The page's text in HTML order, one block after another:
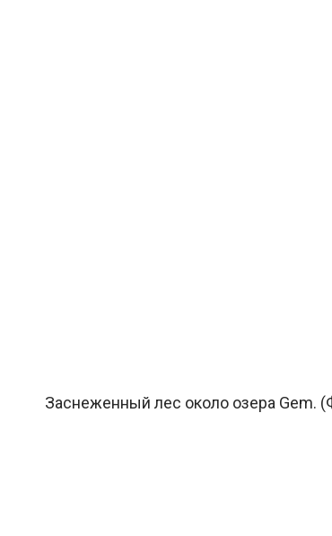
Заснеженный лес около озера Gem.